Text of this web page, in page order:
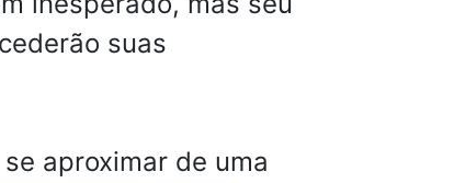
suas
aproximar de uma